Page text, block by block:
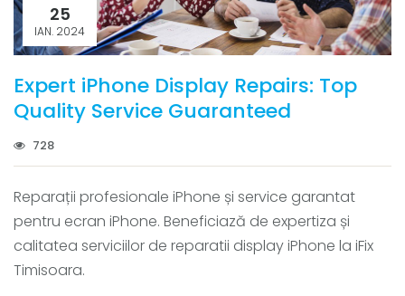
25
IAN. 2024
Expert iPhone Display Repairs: Top
Quality Service Guaranteed
728
Reparații profesionale iPhone și service garantat
pentru ecran iPhone. Beneficiază de expertiza și
calitatea serviciilor de reparatii display iPhone la iFix
Timisoara.